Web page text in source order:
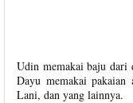
Udin memakai baju dari
Dayu memakai
Lani, dan yang lainnya.